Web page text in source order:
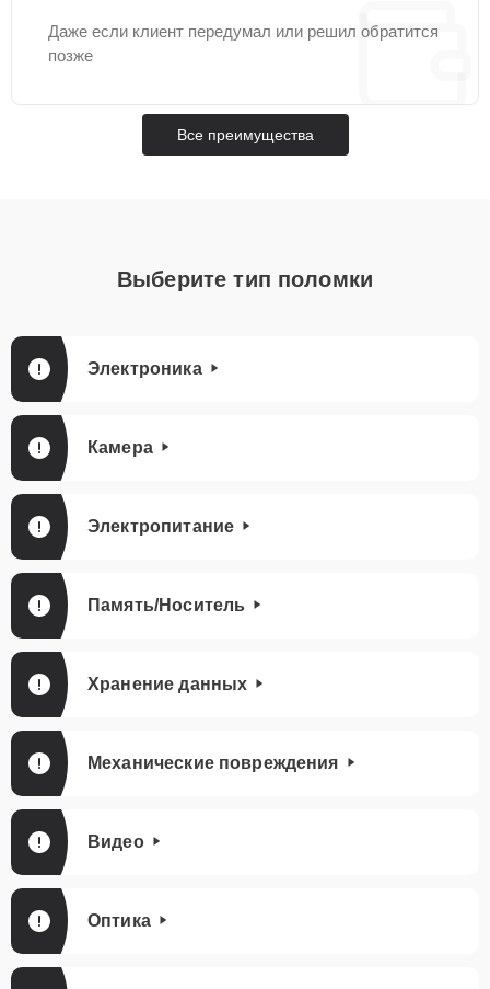
Даже если клиент передумал или решил обратится
позже
Все преимущества
Выберите тип поломки
Электроника
Камера
Электропитание
Память/Носитель
Хранение данных
Механические повреждения
Видео
Оптика